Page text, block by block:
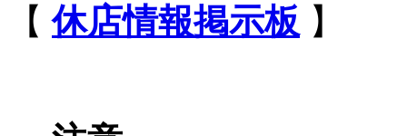
【休店情報掲示板 】